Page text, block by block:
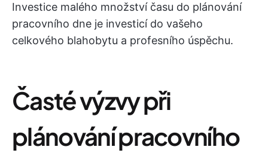
Investice malého množství času do plánování
pracovního dne je investicí do vašeho
celkového blahobytu a profesního úspěchu.
Časté výzvy při
plánování pracovního